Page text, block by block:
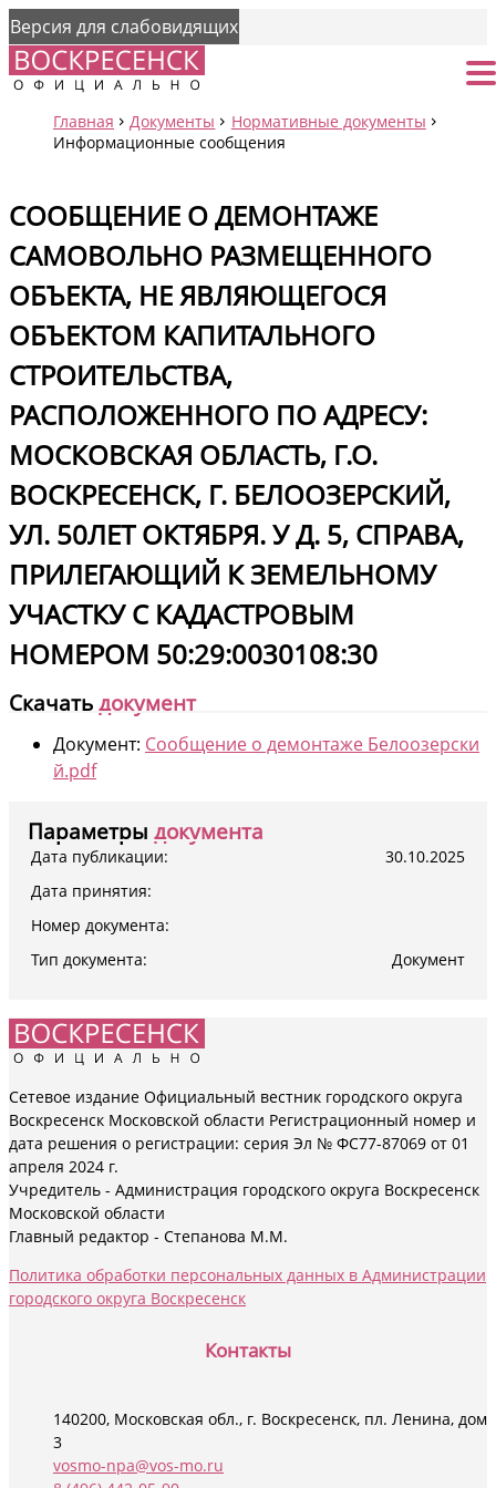
Версия для слабовидящих
Главная Документы
Нормативные документы
Информационные сообщения
СООБЩЕНИЕ О ДЕМОНТАЖЕ
САМОВОЛЬНО РАЗМЕЩЕННОГО
ОБЪЕКТА, НЕ ЯВЛЯЮЩЕГОСЯ
ОБЪЕКТОМ КАПИТАЛЬНОГО
СТРОИТЕЛЬСТВА,
РАСПОЛОЖЕННОГО ПО АДРЕСУ:
МОСКОВСКАЯ ОБЛАСТЬ, Г.О.
ВОСКРЕСЕНСК, Г. БЕЛООЗЕРСКИЙ,
УЛ. 50ЛЕТ ОКТЯБРЯ. У Д. 5, СПРАВА,
ПРИЛЕГАЮЩИЙ К ЗЕМЕЛЬНОМУ
УЧАСТКУ С КАДАСТРОВЫМ
НОМЕРОМ 50:29:0030108:30
Скачатьдокумент
Документ: Сообщение о демонтаже Белоозерски
й.pdf
Параметры документа
Дата публикации:
30.10.2025
Дата принятия:
Номер документа:
Тип документа:
Документ
Сетевое издание Официальный вестник городского округа
Воскресенск Московской области Регистрационный номер и
дата решения о регистрации: серия Эл № ФС77-87069 от 01
апреля 2024 г.
Учредитель - Администрация городского округа Воскресенск
Московской области
Главный редактор - Степанова М.М.
Политика обработки персональных данных в Администрации
городского округа Воскресенск
Контакты
140200, Московская обл., г. Воскресенск, пл. Ленина, дом
3
vosmo-npa@vos-mo.ru